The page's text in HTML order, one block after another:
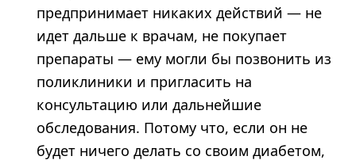
предпринимает никаких действий — не
идет дальше к врачам, не покупает
препараты — ему могли бы позвонить из
поликлиники и пригласить на
консультацию или дальнейшие
обследования. Потому что, если он не
будет ничего делать со своим диабетом,